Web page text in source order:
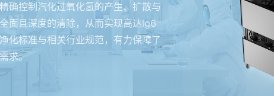
确控制汽化过氧化氢的产生、扩散与
面且深度的清除，从而实现高达lg6
化标准与相关行业规范，有力保障了
求。